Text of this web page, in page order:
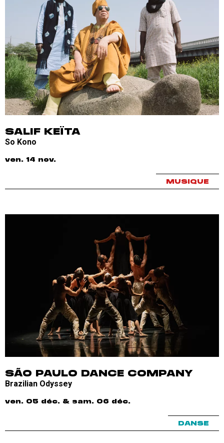
SALIF KEÏTA
So Kono
MUSIQUE
ven. 14 nov.
SÃO PAULO DANCE COMPANY
Brazilian Odyssey
DANSE
ven. 05 déc. & sam. 06 déc.